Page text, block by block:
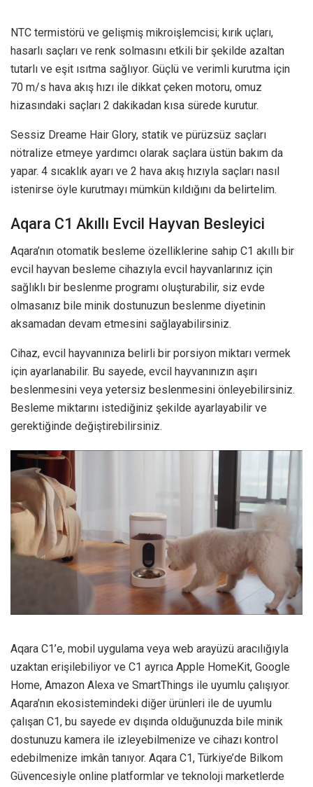
NTC termistörü ve gelişmiş mikroişlemcisi; kırık uçları,
hasarlı saçları ve renk solmasını etkili bir şekilde azaltan
tutarlı ve eşit ısıtma sağlıyor. Güçlü ve verimli kurutma için
70 m/s hava akış hızı ile dikkat çeken motoru, omuz
hizasındaki saçları 2 dakikadan kısa sürede kurutur.
Sessiz Dreame Hair Glory, statik ve pürüzsüz saçları
nötralize etmeye yardımcı olarak saçlara üstün bakım da
yapar. 4 sıcaklık ayarı ve 2 hava akış hızıyla saçları nasıl
istenirse öyle kurutmayı mümkün kıldığını da belirtelim.
Aqara C1 Akıllı Evcil Hayvan Besleyici
Aqara’nın otomatik besleme özelliklerine sahip C1 akıllı bir
evcil hayvan besleme cihazıyla evcil hayvanlarınız için
sağlıklı bir beslenme programı oluşturabilir, siz evde
olmasanız bile minik dostunuzun beslenme diyetinin
aksamadan devam etmesini sağlayabilirsiniz.
Cihaz, evcil hayvanınıza belirli bir porsiyon miktarı vermek
için ayarlanabilir. Bu sayede, evcil hayvanınızın aşırı
beslenmesini veya yetersiz beslenmesini önleyebilirsiniz.
Besleme miktarını istediğiniz şekilde ayarlayabilir ve
gerektiğinde değiştirebilirsiniz.
Aqara C1’e, mobil uygulama veya web arayüzü aracılığıyla
uzaktan erişilebiliyor ve C1 ayrıca Apple HomeKit, Google
Home, Amazon Alexa ve SmartThings ile uyumlu çalışıyor.
Aqara’nın ekosistemindeki diğer ürünleri ile de uyumlu
çalışan C1, bu sayede ev dışında olduğunuzda bile minik
dostunuzu kamera ile izleyebilmenize ve cihazı kontrol
edebilmenize imkân tanıyor. Aqara C1, Türkiye’de Bilkom
Güvencesiyle online platformlar ve teknoloji marketlerde